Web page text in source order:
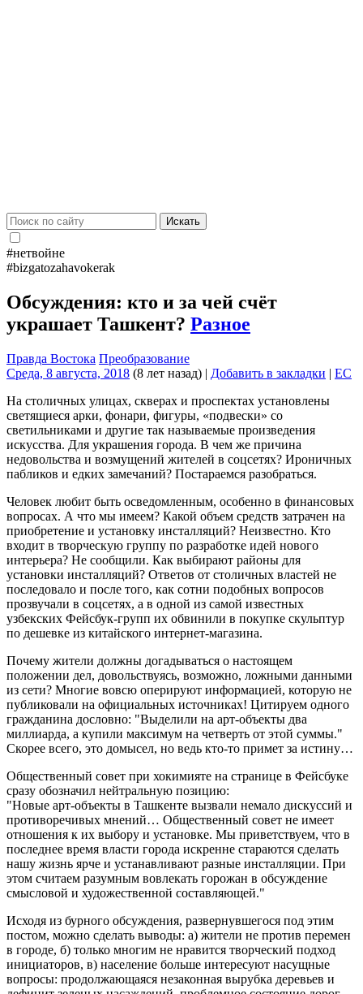
Искать
#нетвойне
#bizgatozahavokerak
Обсуждения: кто и за чей счёт
украшает Ташкент? Разное
Правда Востока Преобразование
Среда, 8 августа, 2018 (8 лет назад) | Добавить в закладки | EC
На столичных улицах, скверах и проспектах установлены
светящиеся арки, фонари, фигуры, «подвески» со
светильниками и другие так называемые произведения
искусства. Для украшения города. В чем же причина
недовольства и возмущений жителей в соцсетях? Ироничных
пабликов и едких замечаний? Постараемся разобраться.
Человек любит быть осведомленным, особенно в финансовых
вопросах. А что мы имеем? Какой объем средств затрачен на
приобретение и установку инсталляций? Неизвестно. Кто
входит в творческую группу по разработке идей нового
интерьера? Не сообщили. Как выбирают районы для
установки инсталляций? Ответов от столичных властей не
последовало и после того, как сотни подобных вопросов
прозвучали в соцсетях, а в одной из самой известных
узбекских Фейсбук-групп их обвинили в покупке скульптур
по дешевке из китайского интернет-магазина.
Почему жители должны догадываться о настоящем
положении дел, довольствуясь, возможно, ложными данными
из сети? Многие вовсю оперируют информацией, которую не
публиковали на официальных источниках! Цитируем одного
гражданина дословно:
Выделили на арт-объекты два
миллиарда, а купили максимум на четверть от этой суммы.
Скорее всего, это домысел, но ведь кто-то примет за истину…
Общественный совет при хокимияте на странице в Фейсбуке
сразу обозначил нейтральную позицию:
Новые арт-объекты в Ташкенте вызвали немало дискуссий и
противоречивых мнений… Общественный совет не имеет
отношения к их выбору и установке. Мы приветствуем, что в
последнее время власти города искренне стараются сделать
нашу жизнь ярче и устанавливают разные инсталляции. При
этом считаем разумным вовлекать горожан в обсуждение
смысловой и художественной составляющей.
Исходя из бурного обсуждения, развернувшегося под этим
постом, можно сделать выводы: а) жители не против перемен
в городе, б) только многим не нравится творческий подход
инициаторов, в) население больше интересуют насущные
вопросы: продолжающаяся незаконная вырубка деревьев и